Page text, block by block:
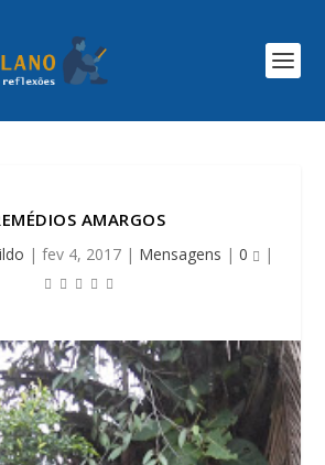
AMARGOS
| fev 4, 2017| Mensagens | 0 |